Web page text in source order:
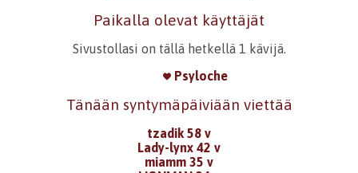
Paikalla olevat käyttäjät
Sivustollasi on tällä hetkellä 1 kävijä.
Psyloche
Tänään syntymäpäiviään viettää
tzadik 58 v
Lady-lynx 42 v
miamm 35 v